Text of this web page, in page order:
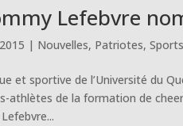
Lefebvre
| Nouvelles, Patriotes,Sports
et sportive de l’Université du
athlètes de la formation de